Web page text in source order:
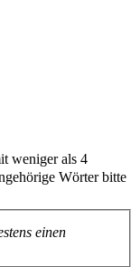
weniger als 4
Wörter bitte
einen